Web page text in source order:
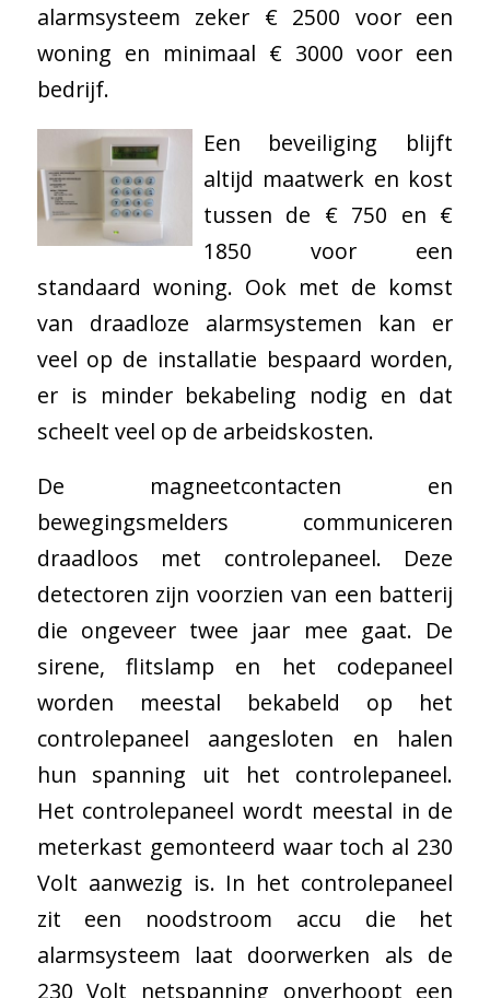
alarmsysteem zeker € 2500 voor een
woning en minimaal € 3000 voor een
bedrijf.
Een beveiliging blijft
altijd maatwerk en kost
tussen de € 750 en €
1850 voor een
standaard woning. Ook met de komst
van draadloze alarmsystemen kan er
veel op de installatie bespaard worden,
er is minder bekabeling nodig en dat
scheelt veel op de arbeidskosten.
De magneetcontacten en
bewegingsmelders communiceren
draadloos met controlepaneel. Deze
detectoren zijn voorzien van een batterij
die ongeveer twee jaar mee gaat. De
sirene, flitslamp en het codepaneel
worden meestal bekabeld op het
controlepaneel aangesloten en halen
hun spanning uit het controlepaneel.
Het controlepaneel wordt meestal in de
meterkast gemonteerd waar toch al 230
Volt aanwezig is. In het controlepaneel
zit een noodstroom accu die het
alarmsysteem laat doorwerken als de
230 Volt netspanning onverhoopt een